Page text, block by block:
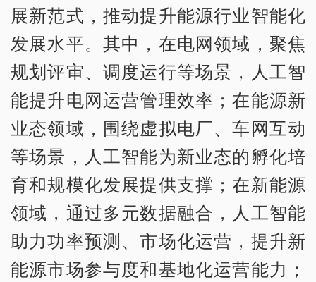
展新范式，推动提升能源行业智能化
发展水平。其中，在电网领域，聚焦
规划评审、调度运行等场景，人工智
能提升电网运营管理效率；在能源新
业态领域，围绕虚拟电厂、车网互动
等场景，人工智能为新业态的孵化培
育和规模化发展提供支撑；在新能源
领域，通过多元数据融合，人工智能
助力功率预测、市场化运营，提升新
能源市场参与度和基地化运营能力；